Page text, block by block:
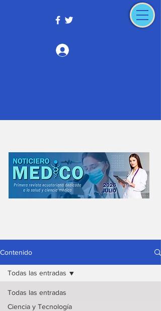
Contenido
Todas las entradas
Ciencia y Tecnología
Todas las entradas